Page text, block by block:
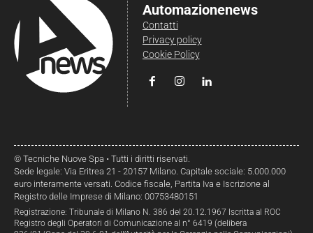
Automazionenews
Contatti
Privacy policy
Cookie Policy
© Tecniche Nuove Spa • Tutti i diritti riservati.
Sede legale: Via Eritrea 21 - 20157 Milano. Capitale sociale: 5.000.000
euro interamente versati. Codice fiscale, Partita Iva e Iscrizione al
Registro delle Imprese di Milano: 00753480151
Registrazione: Tribunale di Milano N. 386 del 20.12.1967 Iscritta al ROC
Registro degli Operatori di Comunicazione al n° 6419 (delibera